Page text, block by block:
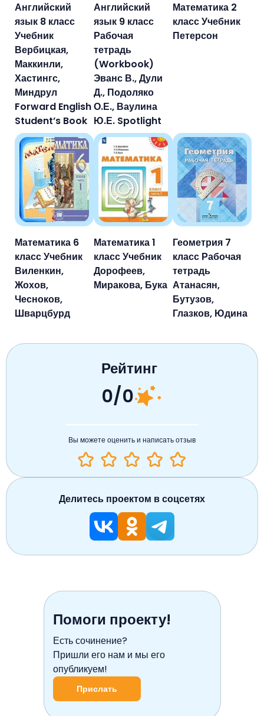
Английский
язык 8 класс
Учебник
Вербицкая,
Маккинли,
Хастингс,
Миндрул
Forward English
Student’s Book
Английский
язык 9 класс
Рабочая
тетрадь
(Workbook)
Эванс В., Дули
Д., Подоляко
О.Е., Ваулина
Ю.Е. Spotlight
Математика 2
класс Учебник
Петерсон
Математика 6
класс Учебник
Виленкин,
Жохов,
Чесноков,
Шварцбурд
Математика 1
класс Учебник
Дорофеев,
Миракова, Бука
Геометрия 7
класс Рабочая
тетрадь
Атанасян,
Бутузов,
Глазков, Юдина
Рейтинг
0/0
Вы можете оценить и написать отзыв
Делитесь проектом в соцсетях
Помоги проекту!
Есть сочинение?
Пришли его нам и мы его
опубликуем!
Прислать